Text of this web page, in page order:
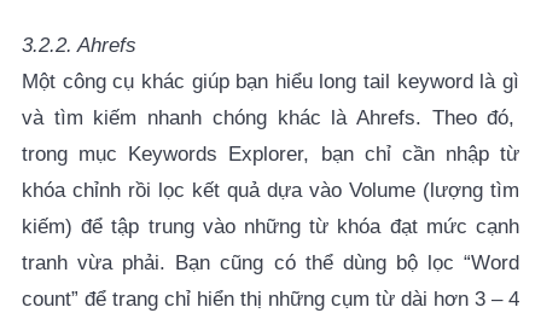
3.2.2. Ahrefs
Một công cụ khác giúp bạn hiểu long tail keyword là gì
và tìm kiếm nhanh chóng khác là Ahrefs. Theo đó,
trong mục Keywords Explorer, bạn chỉ cần nhập từ
khóa chỉnh rồi lọc kết quả dựa vào Volume (lượng tìm
kiếm) để tập trung vào những từ khóa đạt mức cạnh
tranh vừa phải. Bạn cũng có thể dùng bộ lọc “Word
count” để trang chỉ hiển thị những cụm từ dài hơn 3 – 4